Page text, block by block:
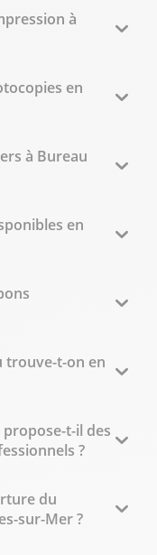
à
en
à Bureau
en
trouve-t-on en
propose-t-il des
?
du
sur-Mer ?